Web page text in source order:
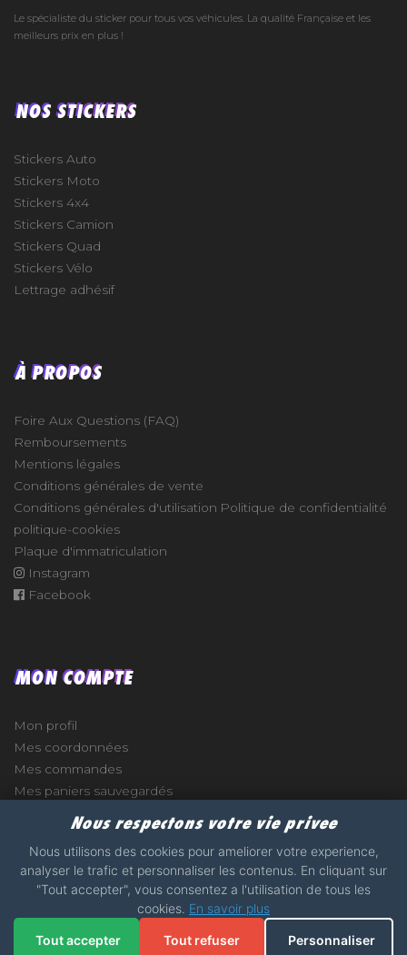
Le spécialiste du sticker pour tous vos véhicules. La qualité Française et les
meilleurs prix en plus !
NOS STICKERS
Stickers Auto
Stickers Moto
Stickers 4x4
Stickers Camion
Stickers Quad
Stickers Vélo
Lettrage adhésif
À PROPOS
Foire Aux Questions (FAQ)
Remboursements
Mentions légales
Conditions générales de vente
Conditions générales d'utilisation Politique de confidentialité
politique-cookies
Plaque d'immatriculation
Instagram
Facebook
MON COMPTE
Mon profil
Mes coordonnées
Mes commandes
Mes paniers sauvegardés
2017 - 2026 - STICKERS-GARAGE.COM - MADE WITH
Nous respectons votre vie privee
Nous utilisons des cookies pour ameliorer votre experience,
analyser le trafic et personnaliser les contenus. En cliquant sur
"Tout accepter", vous consentez a l'utilisation de tous les
cookies. En savoir plus
Tout accepter Tout refuser Personnaliser